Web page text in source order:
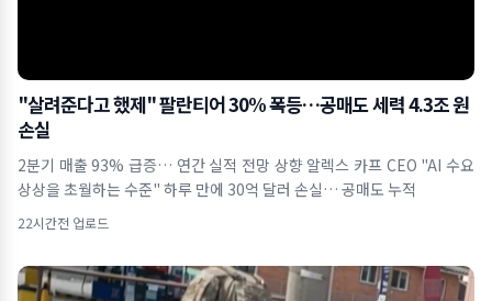
"살려준다고 했제" 팔란티어 30% 폭등…공매도 세력 4.3조 원
손실
2분기 매출 93% 급증… 연간 실적 전망 상향 알렉스 카프 CEO "AI 수요
상상을 초월하는 수준" 하루 만에 30억 달러 손실… 공매도 누적
22시간전 업로드